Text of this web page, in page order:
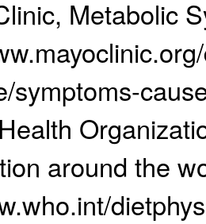
Metabolic
symptoms-
around the